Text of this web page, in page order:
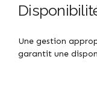
Une gestion
garantit une